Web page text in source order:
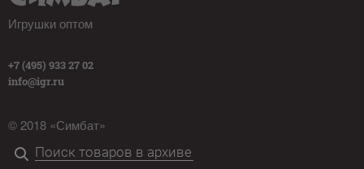
Игрушки оптом
+7 (495) 933 27 02
info@igr.ru
© 2018 «Симбат»